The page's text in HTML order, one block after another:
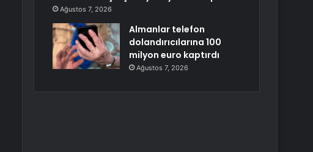
Ağustos 7, 2026
Almanlar telefon
dolandırıcılarına 100
milyon euro kaptırdı
Ağustos 7, 2026